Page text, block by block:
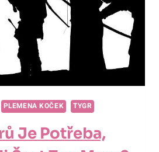
PLEMENA KOČEK TYGR
Je Potřeba,